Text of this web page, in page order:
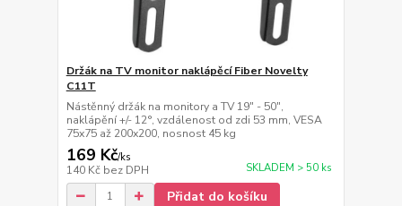
Držák na TV monitor naklápěcí Fiber Novelty
C11T
Nástěnný držák na monitory a TV 19" - 50",
naklápění +/- 12°, vzdálenost od zdi 53 mm, VESA
75x75 až 200x200, nosnost 45 kg
169 Kč/ks
140 Kč bez DPH SKLADEM > 50 ks
Přidat do košíku